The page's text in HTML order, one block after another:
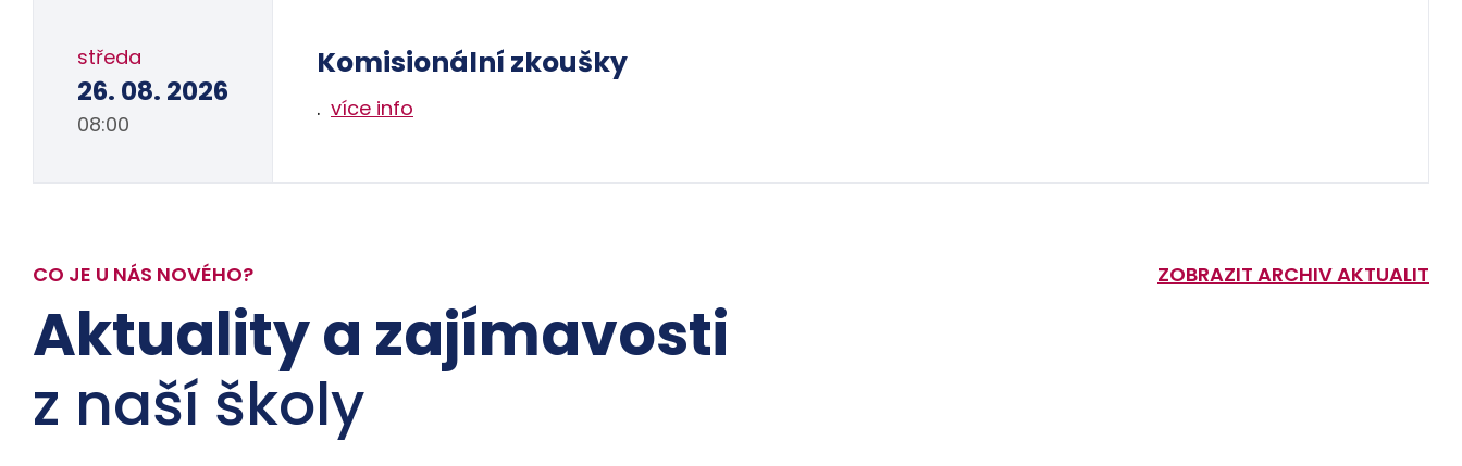
středa
26. 08. 2026
08:00
Komisionální zkoušky
. více info
CO JE U NÁS NOVÉHO?
Aktuality a zajímavosti
z naší školy
ZOBRAZIT ARCHIV AKTUALIT